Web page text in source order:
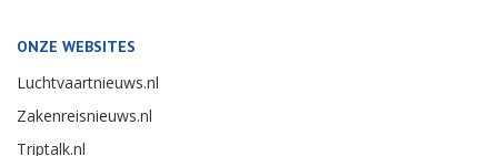
ONZE WEBSITES
Luchtvaartnieuws.nl
Zakenreisnieuws.nl
Triptalk.nl